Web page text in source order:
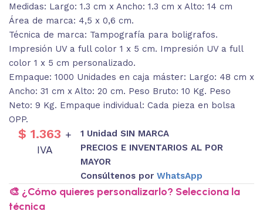
Medidas: Largo: 1.3 cm x Ancho: 1.3 cm x Alto: 14 cm
Área de marca: 4,5 x 0,6 cm.
Técnica de marca: Tampografía para boligrafos.
Impresión UV a full color 1 x 5 cm. Impresión UV a full
color 1 x 5 cm personalizado.
Empaque: 1000 Unidades en caja máster: Largo: 48 cm x
Ancho: 31 cm x Alto: 20 cm. Peso Bruto: 10 Kg. Peso
Neto: 9 Kg. Empaque individual: Cada pieza en bolsa
OPP.
$ 1.363 +
IVA
1 Unidad SIN MARCA
PRECIOS E INVENTARIOS AL POR
MAYOR
Consúltenos porWhatsApp
🎨 ¿Cómo quieres personalizarlo? Selecciona la
técnica